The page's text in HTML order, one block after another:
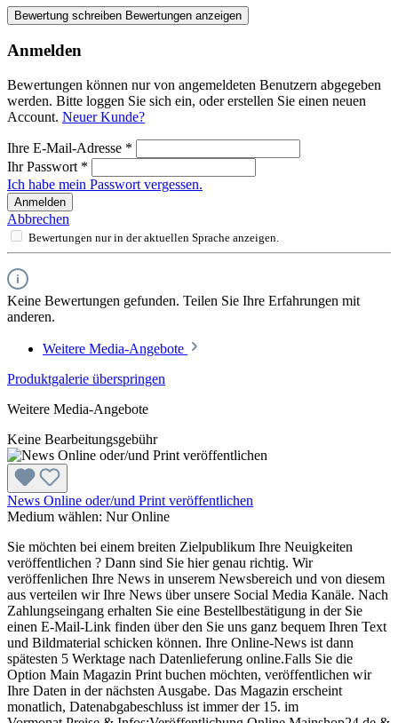
Bewertung schreiben Bewertungen anzeigen
Anmelden
Bewertungen können nur von angemeldeten Benutzern abgegeben
werden. Bitte loggen Sie sich ein, oder erstellen Sie einen neuen
Account. Neuer Kunde?
Ihre E-Mail-Adresse *
Ihr Passwort *
Ich habe mein Passwort vergessen.
Anmelden
Abbrechen
Bewertungen nur in der aktuellen Sprache anzeigen.
Keine Bewertungen gefunden. Teilen Sie Ihre Erfahrungen mit
anderen.
Weitere Media-Angebote
Produktgalerie überspringen
Weitere Media-Angebote
Keine Bearbeitungsgebühr
News Online oder/und Print veröffentlichen
Medium wählen: Nur Online
Sie möchten bei einem breiten Zielpublikum Ihre Neuigkeiten
veröffentlichen ? Dann sind Sie hier genau richtig. Wir
veröffenlichen Ihre News in unserem Newsbereich und von diesem
aus verteilen wir Ihre News über unsere Social Media Kanäle. Nach
Zahlungseingang erhalten Sie eine Bestellbestätigung in der Sie
einen E-Mail-Link finden über den Sie uns ganz bequem Ihren Text
und Bildmaterial schicken können. Ihre Online-News ist dann
spätesten 5 Werktage nach Datenlieferung online.Falls Sie die
Option Main Magazin Print buchen möchten, veröffentlichen wir
Ihre Daten in der nächsten Ausgabe. Das Magazin erscheint
monatlich, Datenabgabeschluss ist immer der 15. im